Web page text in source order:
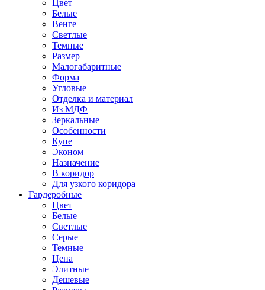
Цвет
Белые
Венге
Светлые
Темные
Размер
Малогабаритные
Форма
Угловые
Отделка и материал
Из МДФ
Зеркальные
Особенности
Купе
Эконом
Назначение
В коридор
Для узкого коридора
Гардеробные
Цвет
Белые
Светлые
Серые
Темные
Цена
Элитные
Дешевые